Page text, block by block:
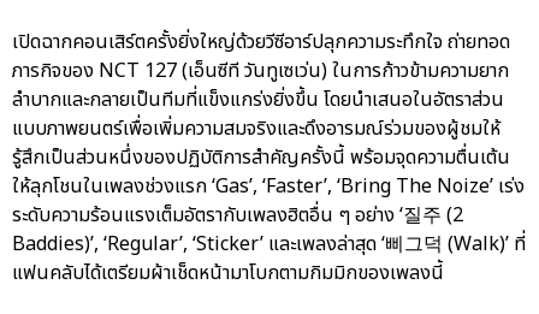
เปิดฉากคอนเสิร์ตครั้งยิ่งใหญ่ด้วยวีซีอาร์ปลุกความระทึกใจ ถ่ายทอด
ภารกิจของ NCT 127 (เอ็นซีที วันทูเซเว่น) ในการก้าวข้ามความยาก
ลำบากและกลายเป็นทีมที่แข็งแกร่งยิ่งขึ้น โดยนำเสนอในอัตราส่วน
แบบภาพยนตร์เพื่อเพิ่มความสมจริงและดึงอารมณ์ร่วมของผู้ชมให้
รู้สึกเป็นส่วนหนึ่งของปฏิบัติการสำคัญครั้งนี้ พร้อมจุดความตื่นเต้น
ให้ลุกโชนในเพลงช่วงแรก ‘Gas’, ‘Faster’, ‘Bring The Noize’ เร่ง
ระดับความร้อนแรงเต็มอัตรากับเพลงฮิตอื่น ๆ อย่าง ‘질주 (2
Baddies)’, ‘Regular’, ‘Sticker’ และเพลงล่าสุด ‘삐그덕 (Walk)’ ที่
แฟนคลับได้เตรียมผ้าเช็ดหน้ามาโบกตามกิมมิกของเพลงนี้